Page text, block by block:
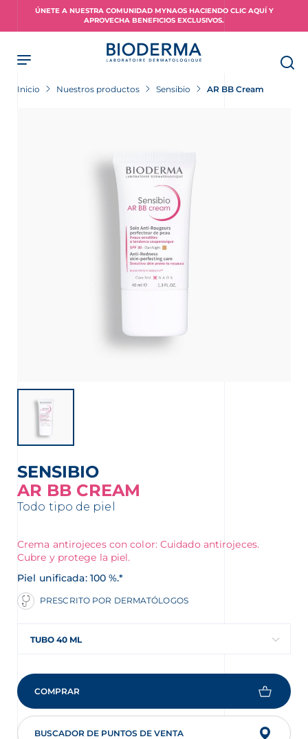
ÚNETE A NUESTRA COMUNIDAD MYNAOS HACIENDO CLIC AQUÍ Y
APROVECHA BENEFICIOS EXCLUSIVOS.
Inicio Nuestros productos Sensibio AR BB Cream
SENSIBIO
AR BB CREAM
Todo tipo de piel
Crema antirojeces con color: Cuidado antirojeces.
Cubre y protege la piel.
Piel unificada: 100 %.*
PRESCRITO POR DERMATÓLOGOS
TUBO 40 ML
COMPRAR
BUSCADOR DE PUNTOS DE VENTA